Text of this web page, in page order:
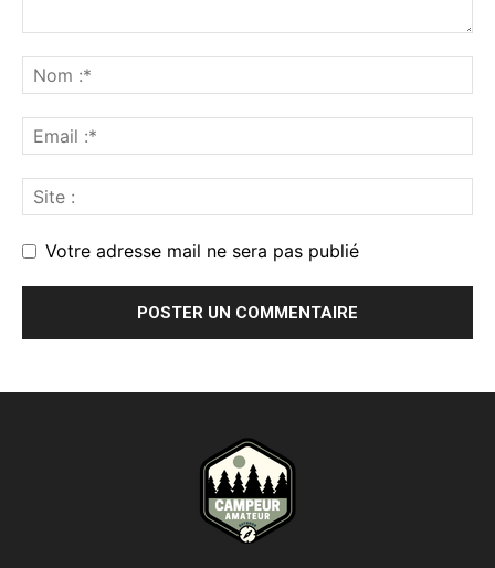
Votre adresse mail ne sera pas publié